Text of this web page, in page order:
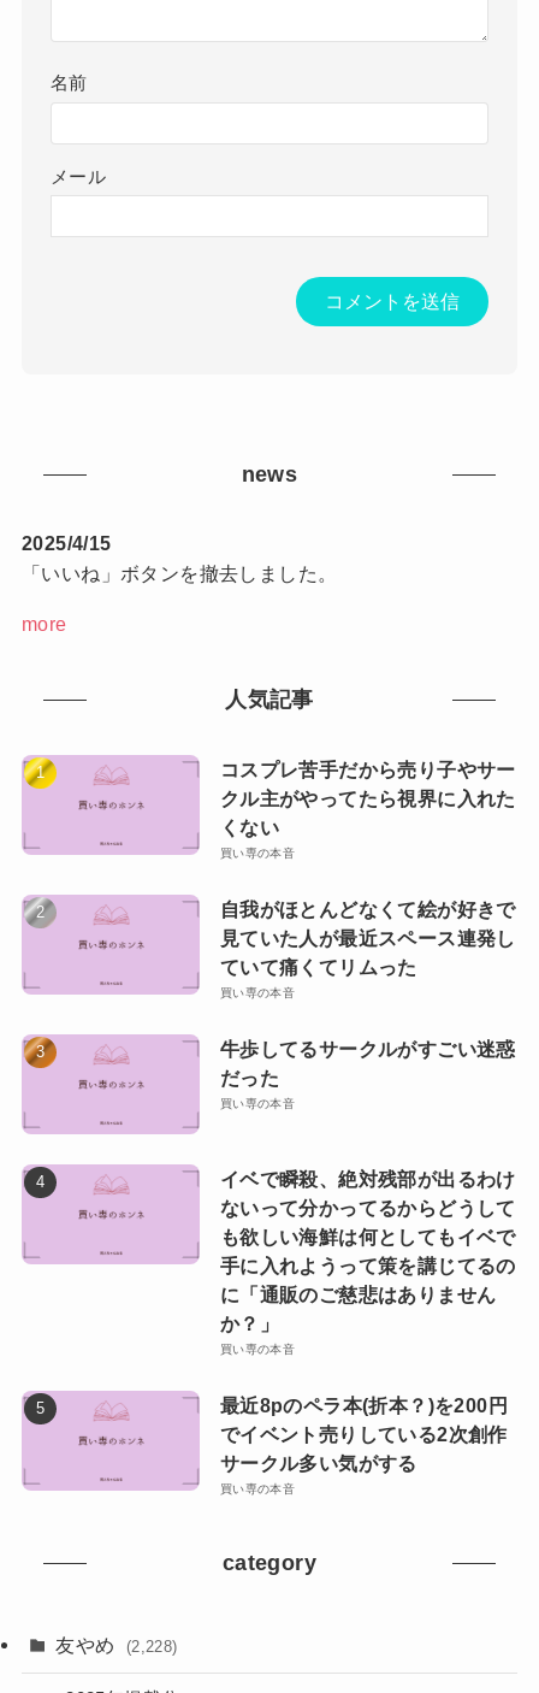
名前
メール
news
2025/4/15
「いいね」ボタンを撤去しました。
more
人気記事
コスプレ苦手だから売り子やサー
クル主がやってたら視界に入れた
くない
買い専の本音
自我がほとんどなくて絵が好きで
見ていた人が最近スペース連発し
ていて痛くてリムった
買い専の本音
牛歩してるサークルがすごい迷惑
だった
買い専の本音
イベで瞬殺、絶対残部が出るわけ
ないって分かってるからどうして
も欲しい海鮮は何としてもイベで
手に入れようって策を講じてるの
に「通販のご慈悲はありません
か？」
買い専の本音
最近8pのペラ本(折本？)を200円
でイベント売りしている2次創作
サークル多い気がする
買い専の本音
category
友やめ (2,228)